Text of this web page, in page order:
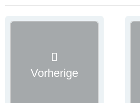
Vorherige